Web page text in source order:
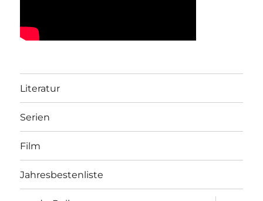
Literatur
Serien
Film
Jahresbestenliste